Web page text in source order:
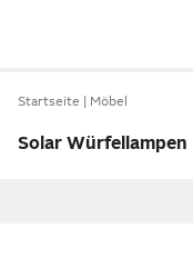
Startseite Möbel
Solar Würfellampen